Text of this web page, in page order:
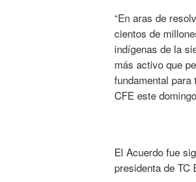
“En aras de
cientos de
indígenas de la
más activo que
fundamental
CFE este
El Acuerdo fue
presidenta de TC